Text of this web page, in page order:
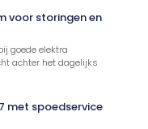
voor storingen en
goede elektra
achter het dagelijks
met spoedservice